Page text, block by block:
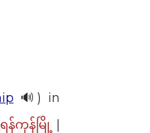
🔊) in
ရန်ကုန်မြို့ |